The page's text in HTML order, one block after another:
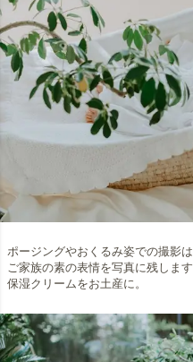
ポージングやおくるみ姿での撮影
ご家族の素の表情を写真に残しま
保湿クリームをお土産に。